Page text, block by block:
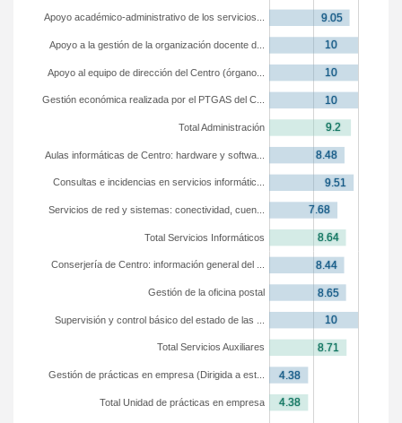
Total Unidad de prácticas en empresa
Gestión de prácticas en empresa (Dirigida a est...
Total Servicios Auxiliares
Supervisión y control básico del estado de las ...
Gestión de la oficina postal
Conserjería de Centro: información general del ...
Total Servicios Informáticos
Servicios de red y sistemas: conectividad, cuen...
Consultas e incidencias en servicios informátic...
Aulas informáticas de Centro: hardware y softwa...
Total Administración
Gestión económica realizada por el PTGAS del C...
Apoyo al equipo de dirección del Centro (órgano...
Apoyo a la gestión de la organización docente d...
Apoyo académico-administrativo de los servicios...